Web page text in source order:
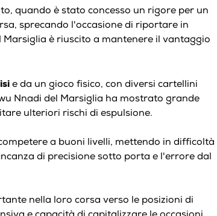
quando è stato concesso un rigore per un
sprecando l'occasione di riportare in
è riuscito a mantenere il vantaggio
e da un gioco fisico, con diversi cartellini
Nnadi del Marsiglia ha mostrato grande
ulteriori rischi di espulsione.
a buoni livelli, mettendo in difficoltà
di precisione sotto porta e l'errore dal
nella loro corsa verso le posizioni di